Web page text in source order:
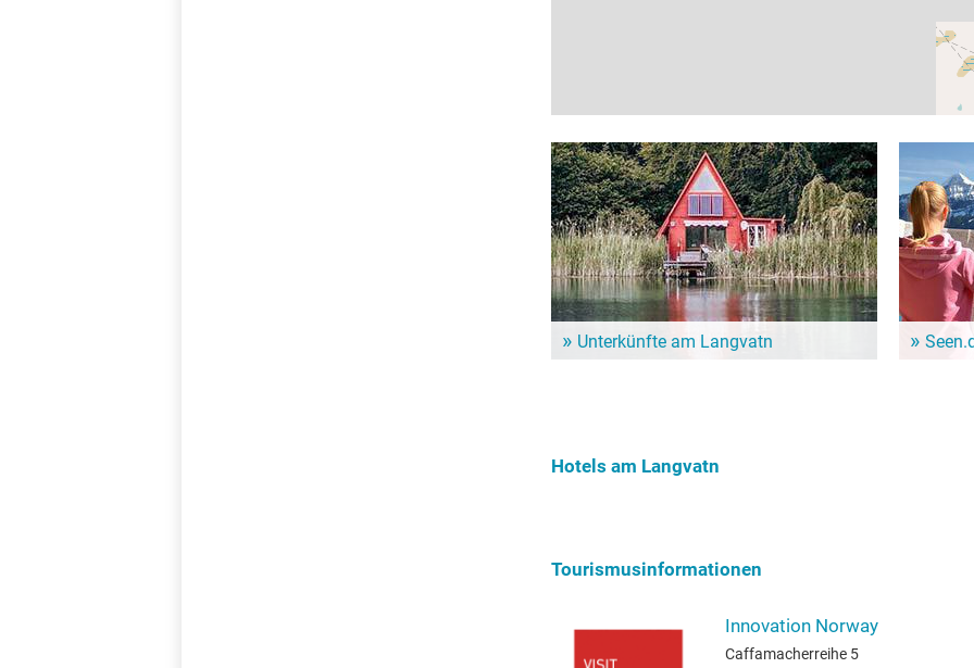
Unterkünfte am Langvatn
Hotels am Langvatn
Tourismusinformationen
Innovation Norway
Caffamacherreihe 5